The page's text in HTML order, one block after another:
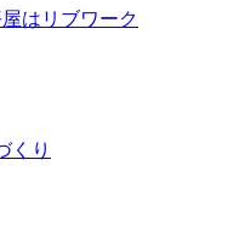
はリブワーク
くり